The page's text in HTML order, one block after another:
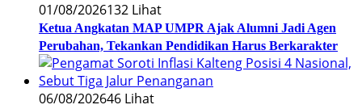
01/08/2026132 Lihat
Ketua Angkatan MAP UMPR Ajak Alumni Jadi Agen
Perubahan, Tekankan Pendidikan Harus Berkarakter
06/08/202646 Lihat